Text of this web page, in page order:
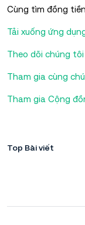
Cùng tìm đồng
Tải xuống ứng
Theo dõi chúng
Tham gia cùng
Tham gia Cộng
Top Bài viết